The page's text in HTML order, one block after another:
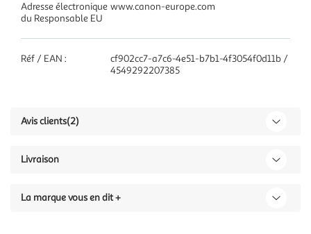
Adresse électronique
du Responsable EU
www.canon-europe.com
Réf / EAN :
cf902cc7-a7c6-4e51-b7b1-4f3054f0d11b /
4549292207385
Avis clients(2)
Livraison
La marque vous en dit +